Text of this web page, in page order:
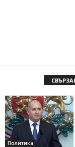
Политика